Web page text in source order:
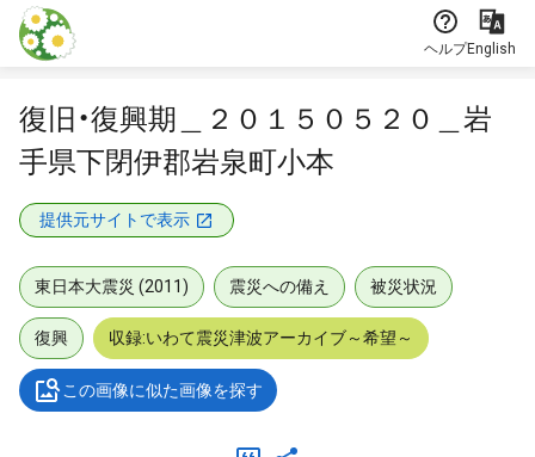
本文に飛ぶ
ヘルプEnglish
復旧・復興期＿２０１５０５２０＿岩
手県下閉伊郡岩泉町小本
提供元サイトで表示
東日本大震災 (2011) 震災への備え 被災状況
復興 収録:いわて震災津波アーカイブ～希望～
この画像に似た画像を探す